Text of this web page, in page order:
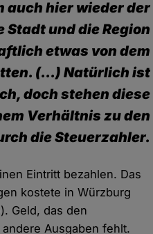
auch hier wieder der
Stadt und die Region
etwas von dem
(...) Natürlich ist
doch stehen diese
Verhältnis zu den
die Steuerzahler.
Eintritt bezahlen. Das
kostete in Würzburg
Geld, das den
Ausgaben fehlt.